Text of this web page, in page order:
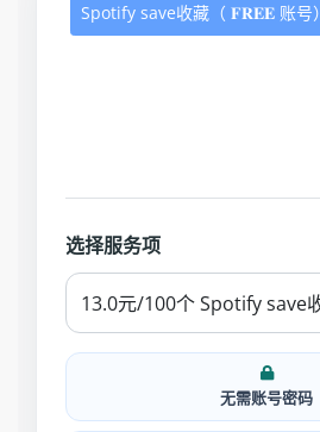
Spotify save收藏（ 𝐅𝐑𝐄𝐄 账号）
选择服务项
无需账号密码